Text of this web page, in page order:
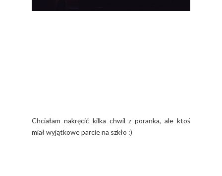
Chciałam nakręcić kilka chwil z poranka, ale ktoś
miał wyjątkowe parcie na szkło :)